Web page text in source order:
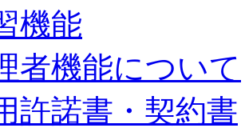
機能
者機能について
許諾書・契約書